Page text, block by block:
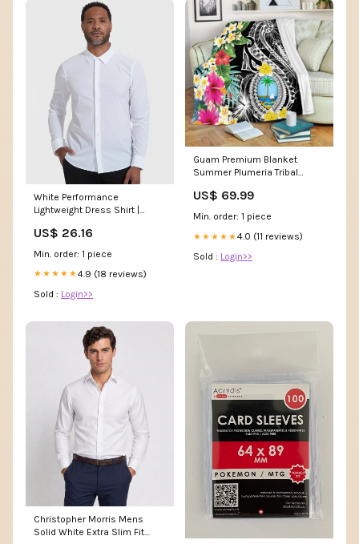
White Performance
Lightweight Dress Shirt |
Lightweight Dress Shirt
US$ 26.16
Min. order: 1 piece
★★★★★4.9 (18 reviews)
Sold : Login>>
Guam Premium Blanket
Summer Plumeria Tribal
Baseball Shirt Black Sun And
Stars Tribal Tatau Design
US$ 69.99
Min. order: 1 piece
★★★★★4.0 (11 reviews)
Sold : Login>>
Christopher Morris Mens
Solid White Extra Slim Fit